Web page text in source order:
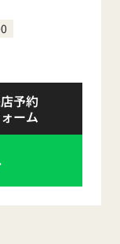
予約
ーム